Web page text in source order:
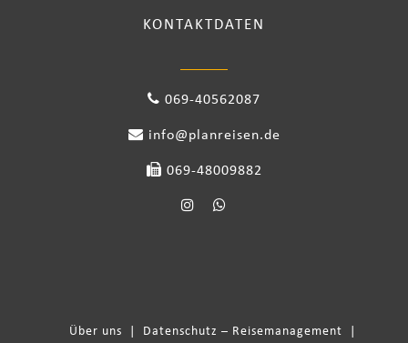
KONTAKTDATEN
069-40562087
info@planreisen.de
069-48009882
Über uns Datenschutz – Reisemanagement